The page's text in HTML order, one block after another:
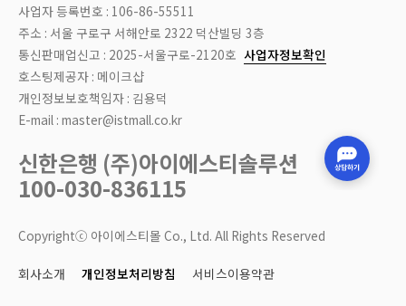
사업자 등록번호 : 106-86-55511
주소 : 서울 구로구 서해안로 2322 덕산빌딩 3층
통신판매업신고 : 2025-서울구로-2120호 사업자정보확인
호스팅제공자 : 메이크샵
개인정보보호책임자 : 김용덕
E-mail : master@istmall.co.kr
신한은행 (주)아이에스티솔루션
100-030-836115
Copyrightⓒ 아이에스티몰 Co., Ltd. All Rights Reserved
회사소개 개인정보처리방침 서비스이용약관